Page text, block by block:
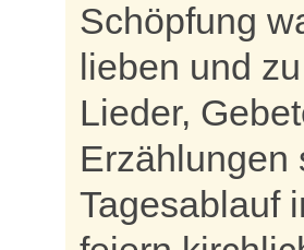
Schöpfung
lieben und
Lieder,
Erzählungen
Tagesablauf